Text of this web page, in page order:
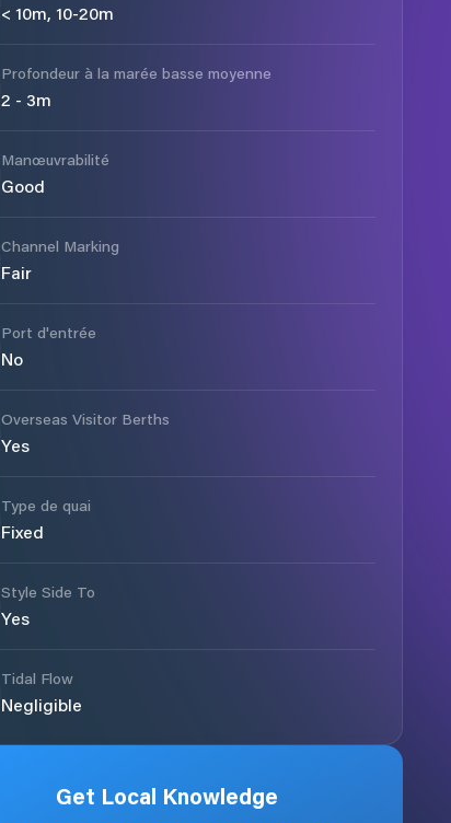
< 10m, 10-20m
Profondeur à la marée basse moyenne
2 - 3m
Manœuvrabilité
Good
Channel Marking
Fair
Port d'entrée
No
Overseas Visitor Berths
Yes
Type de quai
Fixed
Style Side To
Yes
Tidal Flow
Negligible
Get Local Knowledge